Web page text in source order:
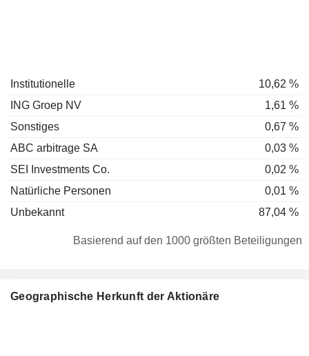
Institutionelle
10,62 %
ING Groep NV
1,61 %
Sonstiges
0,67 %
ABC arbitrage SA
0,03 %
SEI Investments Co.
0,02 %
Natürliche Personen
0,01 %
Unbekannt
87,04 %
Basierend auf den 1000 größten Beteiligungen
Geographische Herkunft der Aktionäre